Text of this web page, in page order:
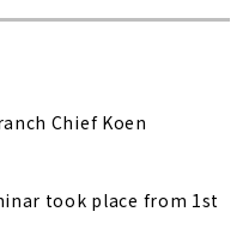
Chief Koen
took place from 1st